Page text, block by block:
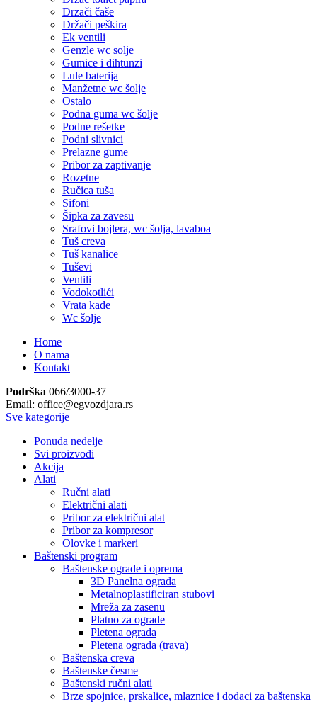
Drzači čaše
Držači peškira
Ek ventili
Genzle wc solje
Gumice i dihtunzi
Lule baterija
Manžetne wc šolje
Ostalo
Podna guma wc šolje
Podne rešetke
Podni slivnici
Prelazne gume
Pribor za zaptivanje
Rozetne
Ručica tuša
Sifoni
Šipka za zavesu
Srafovi bojlera, wc šolja, lavaboa
Tuš creva
Tuš kanalice
Tuševi
Ventili
Vodokotlići
Vrata kade
Wc šolje
Home
O nama
Kontakt
Podrška 066/3000-37
Email: office@egvozdjara.rs
Sve kategorije
Ponuda nedelje
Svi proizvodi
Akcija
Alati
Ručni alati
Električni alati
Pribor za električni alat
Pribor za kompresor
Olovke i markeri
Baštenski program
Baštenske ograde i oprema
3D Panelna ograda
Metalnoplastificiran stubovi
Mreža za zasenu
Platno za ograde
Pletena ograda
Pletena ograda (trava)
Baštenska creva
Baštenske česme
Baštenski ručni alati
Brze spojnice, prskalice, mlaznice i dodaci za baštenska